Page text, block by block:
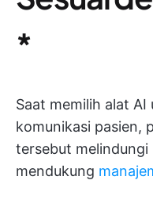
*
Saat memilih alat
komunikasi pasien,
tersebut
mendukung